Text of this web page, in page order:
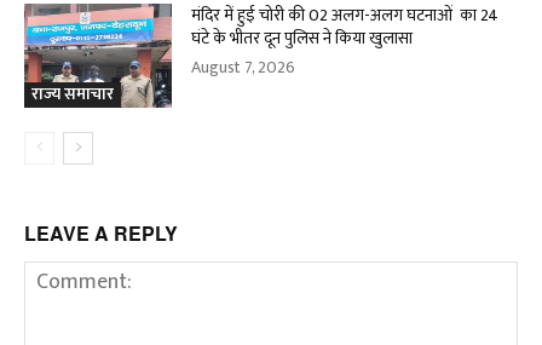
राज्य समाचार
मंदिर में हुई चोरी की 02 अलग-अलग घटनाओं का 24
घंटे के भीतर दून पुलिस ने किया खुलासा
August 7, 2026
LEAVE A REPLY